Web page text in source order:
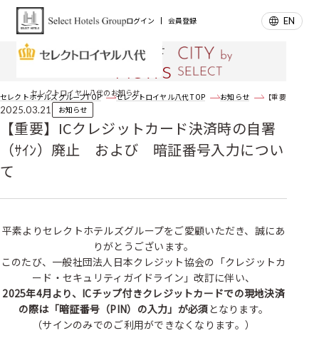
ログイン 会員登録 EN
セレクトロイヤル八代のお知らせ
お知らせ
News
セレクトホテルズグループTOP セレクトロイヤル八代 TOP お知らせ 【重要】ICク
2025.03.21 お知らせ
【重要】ICクレジットカード決済時の自署
（ｻｲﾝ）廃止 および 暗証番号入力につい
て
平素よりセレクトホテルズグループをご愛顧いただき、誠にあ
りがとうございます。
このたび、一般社団法人日本クレジット協会の「クレジットカ
ード・セキュリティガイドライン」改訂に伴い、
2025年4月より、ICチップ付きクレジットカードでの現地決済
の際は「暗証番号（PIN）の入力」が必須となります。
（サインのみでのご利用ができなくなります。）